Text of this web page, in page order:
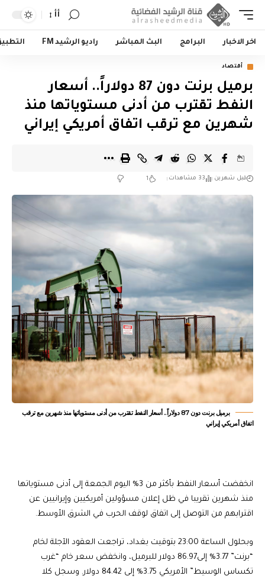
أأ
اخر الاخبار البرامج البث المباشر راديو الرشيد FM
أقتصاد
برميل برنت دون 87 دولاراً.. أسعار
النفط تقترب من أدنى مستوياتها منذ
شهرين مع ترقب اتفاق أمريكي إيراني
قبل شهرين 33 مشاهدات 1
برميل برنت دون 87 دولاراً.. أسعار النفط تقترب من أدنى مستوياتها منذ شهرين مع ترقب
اتفاق أمريكي إيراني
انخفضت أسعار النفط بأكثر من 3% اليوم الجمعة إلى أدنى مستوياتها
منذ شهرين تقريبا في ظل إعلان مسؤولين أمريكيين وإيرانيين عن
اقترابهم من التوصل إلى اتفاق لوقف الحرب في الشرق الأوسط.
وبحلول الساعة 23:00 بتوقيت بغداد، تراجعت ​العقود الآجلة لخام
“برنت” 3.77% إلى86.97 دولار للبرميل، وانخفض ‌سعر خام “غرب
تكساس الوسيط” الأمريكي 3.75% إلى 84.42 دولار. وسجل كلا